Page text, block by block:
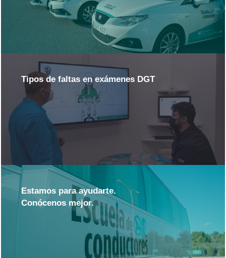
Tipos de faltas en exámenes DGT
Estamos para ayudarte.
Conócenos mejor.